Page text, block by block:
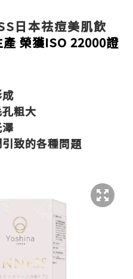
日本祛痘美肌飲
榮獲ISO 22000證
粗大
致的各種問題